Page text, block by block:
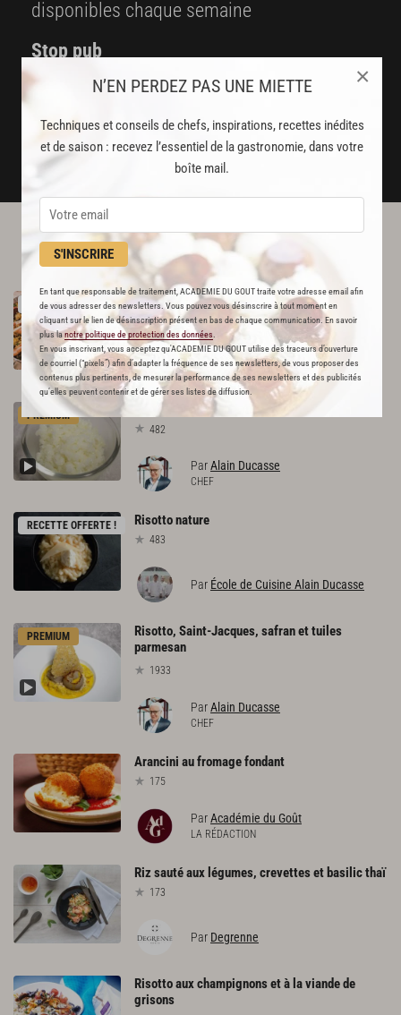
N’EN PERDEZ PAS UNE MIETTE
Techniques et conseils de chefs, inspirations, recettes inédites
et de saison : recevez l’essentiel de la gastronomie, dans votre
boîte mail.
S'INSCRIRE
En tant que responsable de traitement, ACADEMIE DU GOUT traite votre adresse email afin
de vous adresser des newsletters. Vous pouvez vous désinscrire à tout moment en
cliquant sur le lien de désinscription présent en bas de chaque communication. En savoir
plus lanotre politique de protection des données
En vous inscrivant, vous acceptez qu'ACADEMIE DU GOUT utilise des traceurs d’ouverture
de courriel (“pixels”) afin d’adapter la fréquence de ses newsletters, de vous proposer des
contenus plus pertinents, de mesurer la performance de ses newsletters et des publicités
qu’elles peuvent contenir et de gérer ses listes de diffusion.
×
disponibles chaque semaine
Stop pub
un service garanti sans publicité
JE M'ABONNE
DÉJÀ ABONNÉ(E) ? JE ME CONNECTE
L'ACADÉMIE DU GOÛT VOUS
RECOMMANDE
RECETTE OFFERTE ! Paëlla de lamama Rodriguez
507
ParDavid Rathgeber
CHEF
PREMIUM à
482
ParAlain Ducasse
CHEF
RECETTE OFFERTE ! Risottonature
483
Par École de Cuisine Alain Ducasse
PREMIUM
Risotto, Saint-Jacques, safran et tuiles
parmesan
1933
ParAlain Ducasse
CHEF
Arancini aufromagefondant
175
ParAcadémie du Goût
LA RÉDACTION
Rizsautéaux légumes, crevetteset basilicthaï
173
Par Degrenne
Risotto aux champignons et à la viande de
grisons